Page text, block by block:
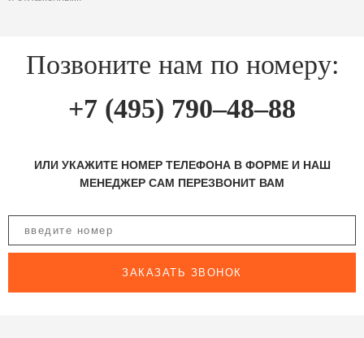
Позвоните нам по номеру:
+7 (495) 790–48–88
ИЛИ УКАЖИТЕ НОМЕР ТЕЛЕФОНА В ФОРМЕ И НАШ
МЕНЕДЖЕР САМ ПЕРЕЗВОНИТ ВАМ
ЗАКАЗАТЬ ЗВОНОК